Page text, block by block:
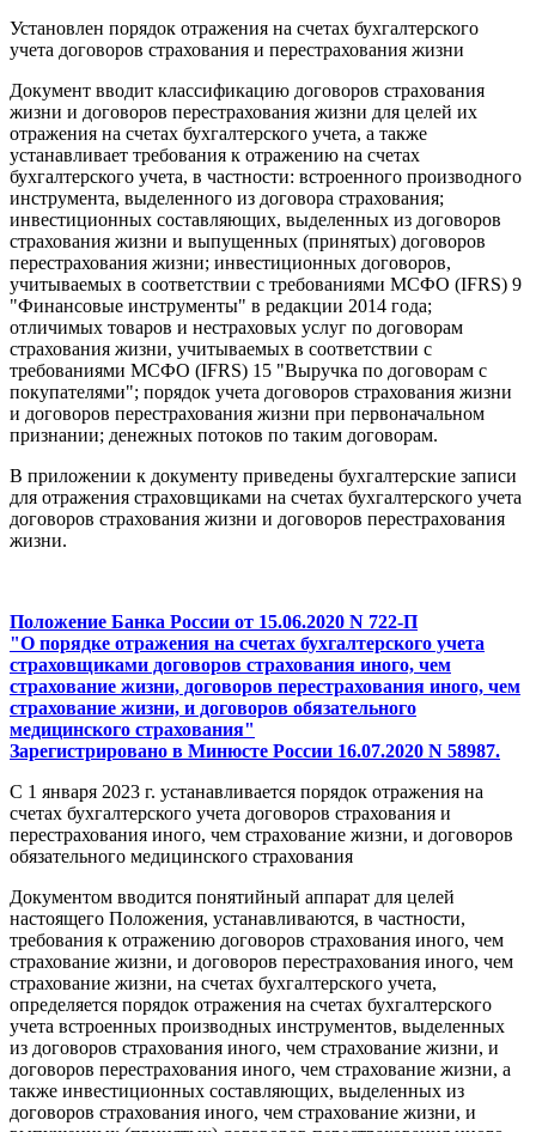
Установлен порядок отражения на счетах бухгалтерского
учета договоров страхования и перестрахования жизни
Документ вводит классификацию договоров страхования
жизни и договоров перестрахования жизни для целей их
отражения на счетах бухгалтерского учета, а также
устанавливает требования к отражению на счетах
бухгалтерского учета, в частности: встроенного производного
инструмента, выделенного из договора страхования;
инвестиционных составляющих, выделенных из договоров
страхования жизни и выпущенных (принятых) договоров
перестрахования жизни; инвестиционных договоров,
учитываемых в соответствии с требованиями МСФО (IFRS) 9
"Финансовые инструменты" в редакции 2014 года;
отличимых товаров и нестраховых услуг по договорам
страхования жизни, учитываемых в соответствии с
требованиями МСФО (IFRS) 15 "Выручка по договорам с
покупателями"; порядок учета договоров страхования жизни
и договоров перестрахования жизни при первоначальном
признании; денежных потоков по таким договорам.
В приложении к документу приведены бухгалтерские записи
для отражения страховщиками на счетах бухгалтерского учета
договоров страхования жизни и договоров перестрахования
жизни.
Положение Банка России от 15.06.2020 N 722-П
"О порядке отражения на счетах бухгалтерского учета
страховщиками договоров страхования иного, чем
страхование жизни, договоров перестрахования иного, чем
страхование жизни, и договоров обязательного
медицинского страхования"
Зарегистрировано в Минюсте России 16.07.2020 N 58987.
С 1 января 2023 г. устанавливается порядок отражения на
счетах бухгалтерского учета договоров страхования и
перестрахования иного, чем страхование жизни, и договоров
обязательного медицинского страхования
Документом вводится понятийный аппарат для целей
настоящего Положения, устанавливаются, в частности,
требования к отражению договоров страхования иного, чем
страхование жизни, и договоров перестрахования иного, чем
страхование жизни, на счетах бухгалтерского учета,
определяется порядок отражения на счетах бухгалтерского
учета встроенных производных инструментов, выделенных
из договоров страхования иного, чем страхование жизни, и
договоров перестрахования иного, чем страхование жизни, а
также инвестиционных составляющих, выделенных из
договоров страхования иного, чем страхование жизни, и